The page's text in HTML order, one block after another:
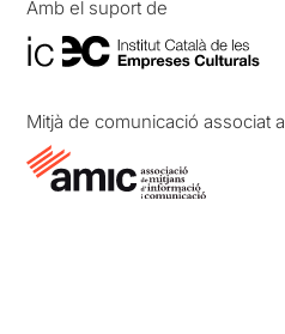
Amb el suport de
Mitjà de comunicació associat a